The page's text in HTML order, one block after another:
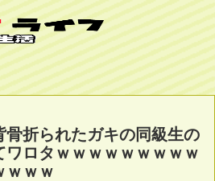
骨折られたガキの同級生の
ロタｗｗｗｗｗｗｗｗｗ
ｗｗｗ